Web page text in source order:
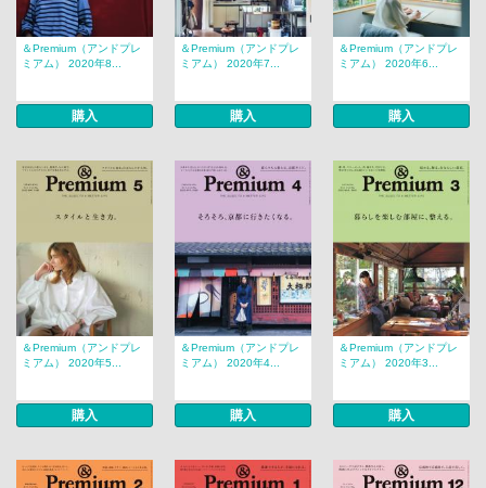
＆Premium（アンドプレ
ミアム） 2020年8...
購入
＆Premium（アンドプレ
ミアム） 2020年7...
購入
＆Premium（アンドプレ
ミアム） 2020年6...
購入
＆Premium（アンドプレ
ミアム） 2020年5...
購入
＆Premium（アンドプレ
ミアム） 2020年4...
購入
＆Premium（アンドプレ
ミアム） 2020年3...
購入